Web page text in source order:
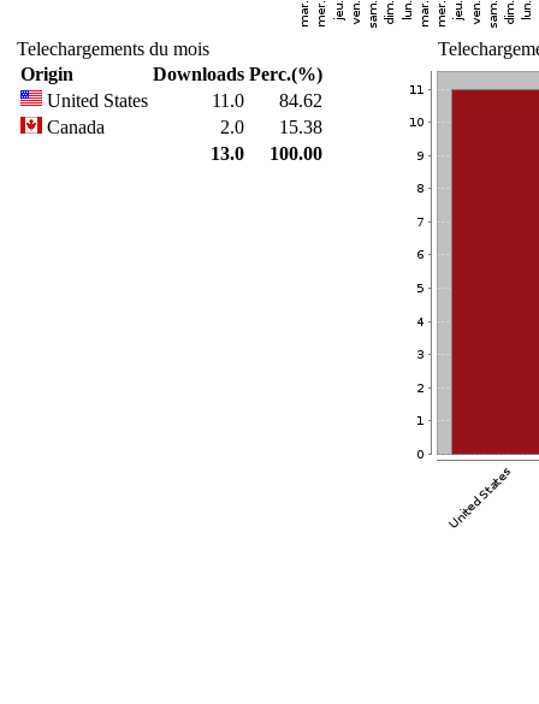
Telechargements du mois
Origin
Downloads Perc.(%)
United States
11.0
84.62
Canada
2.0
15.38
13.0
100.00